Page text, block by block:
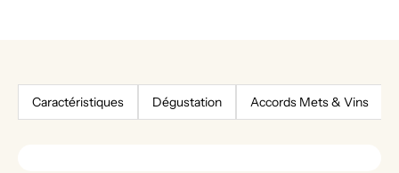
Caractéristiques Dégustation Accords Mets & Vins